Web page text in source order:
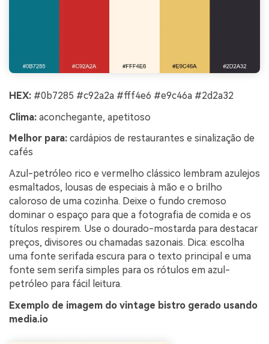
HEX: #0b7285 #c92a2a #fff4e6 #e9c46a #2d2a32
Clima: aconchegante, apetitoso
Melhor para: cardápios de restaurantes e sinalização de
cafés
Azul-petróleo rico e vermelho clássico lembram azulejos
esmaltados, lousas de especiais à mão e o brilho
caloroso de uma cozinha. Deixe o fundo cremoso
dominar o espaço para que a fotografia de comida e os
títulos respirem. Use o dourado-mostarda para destacar
preços, divisores ou chamadas sazonais. Dica: escolha
uma fonte serifada escura para o texto principal e uma
fonte sem serifa simples para os rótulos em azul-
petróleo para fácil leitura.
Exemplo de imagem do vintage bistro gerado usando
media.io